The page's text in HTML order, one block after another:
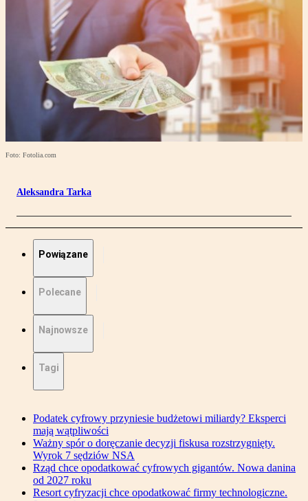
Foto: Fotolia.com
Aleksandra Tarka
Powiązane
Polecane
Najnowsze
Tagi
Podatek cyfrowy przyniesie budżetowi miliardy? Eksperci
mają wątpliwości
Ważny spór o doręczanie decyzji fiskusa rozstrzygnięty.
Wyrok 7 sędziów NSA
Rząd chce opodatkować cyfrowych gigantów. Nowa danina
od 2027 roku
Resort cyfryzacji chce opodatkować firmy technologiczne.